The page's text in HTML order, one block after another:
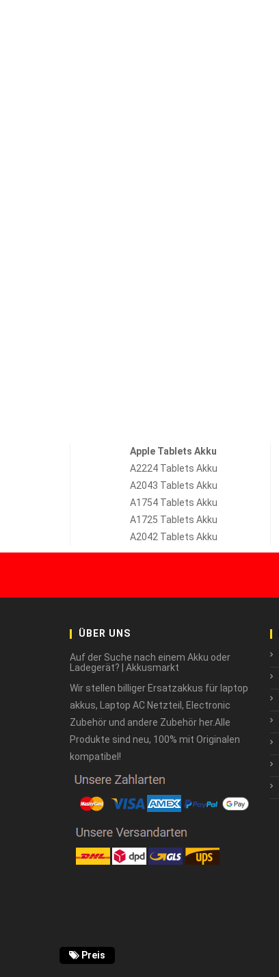
Apple Tablets Akku
A2224 Tablets Akku
A2043 Tablets Akku
A1754 Tablets Akku
A1725 Tablets Akku
A2042 Tablets Akku
ÜBER UNS
Auf der Suche nach einem Akku oder
Ladegerät? | Akkusmarkt
Wir stellen billiger Ersatzakkus für laptop
akkus, Laptop AC Netzteil, Electronic
Zubehör und andere Zubehör her.Alle
Produkte sind neu, 100% mit Originalen
kompatibel!
Preis